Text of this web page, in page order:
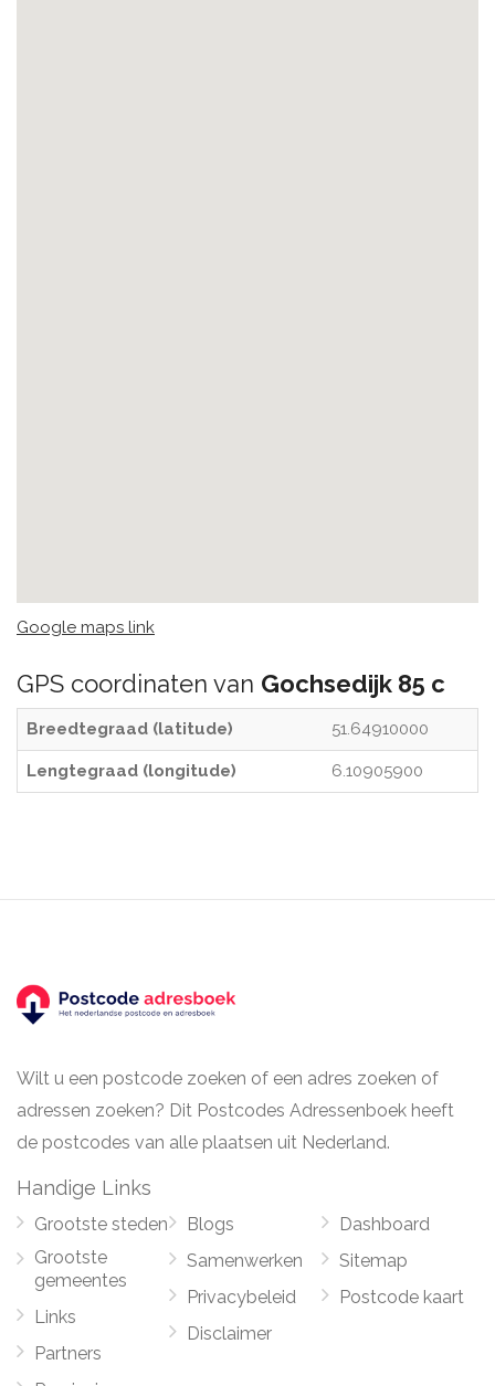
Google maps link
GPS coordinaten van Gochsedijk 85 c
Breedtegraad (latitude) 51.64910000
Lengtegraad (longitude) 6.10905900
Wilt u een postcode zoeken of een adres zoeken of
adressen zoeken? Dit Postcodes Adressenboek heeft
de postcodes van alle plaatsen uit Nederland.
Handige Links
Grootste steden
Grootste
gemeentes
Links
Partners
Blogs
Samenwerken
Privacybeleid
Disclaimer
Dashboard
Sitemap
Postcode kaart